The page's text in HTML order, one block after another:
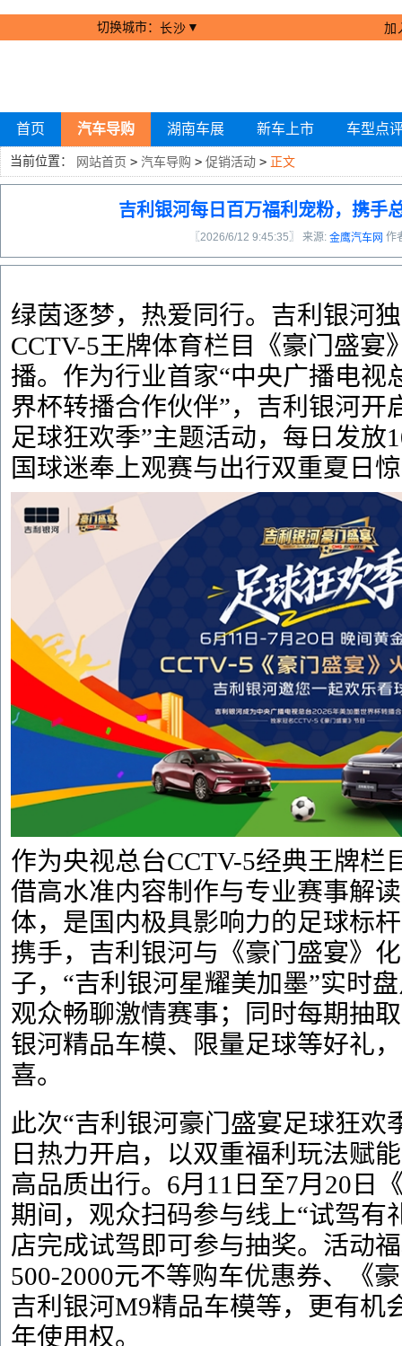
切换城市： 长沙 ▼ 加
首页 汽车导购 湖南车展 新车上市 车型点
当前位置： 网站首页 > 汽车导购 > 促销活动 > 正文
吉利银河每日百万福利宠粉，携手
〖2026/6/12 9:45:35〗 来源: 金鹰汽车网 作
绿茵逐梦，热爱同行。吉利银河
CCTV-5王牌体育栏目《豪门盛宴
播。作为行业首家“中央广播电视
界杯转播合作伙伴”，吉利银河开
足球狂欢季”主题活动，每日发放
国球迷奉上观赛与出行双重夏日
作为央视总台CCTV-5经典王牌栏
借高水准内容制作与专业赛事解
体，是国内极具影响力的足球标
携手，吉利银河与《豪门盛宴》
子，“吉利银河星耀美加墨”实时
观众畅聊激情赛事；同时每期抽
银河精品车模、限量足球等好礼
喜。
此次“吉利银河豪门盛宴足球狂欢
日热力开启，以双重福利玩法赋
高品质出行。6月11日至7月20日
期间，观众扫码参与线上“试驾有
店完成试驾即可参与抽奖。活动
500-2000元不等购车优惠券、《
吉利银河M9精品车模等，更有机
年使用权。